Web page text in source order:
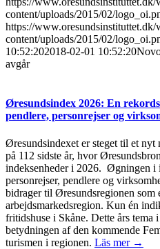
content/uploads/2015/02/
https://www.oresundsinstituttet.dk/
content/uploads/2015/02/
10:52:202018-02-01 10:52:20
avgår
Øresundsindex 2026: En
pendlere, personrejser og
Øresundsindexet er steget til et
på 112 sidste år, hvor
indeksenheder i 2026. Øgningen i
personrejser, pendlere og
bidrager til Øresundsregionen som
arbejdsmarkedsregion. Kun én
fritidshuse i Skåne. Dette års tema
betydningen af den kommende
turismen i regionen. Läs mer →